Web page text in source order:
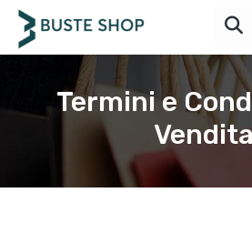
Termini e
Vendita